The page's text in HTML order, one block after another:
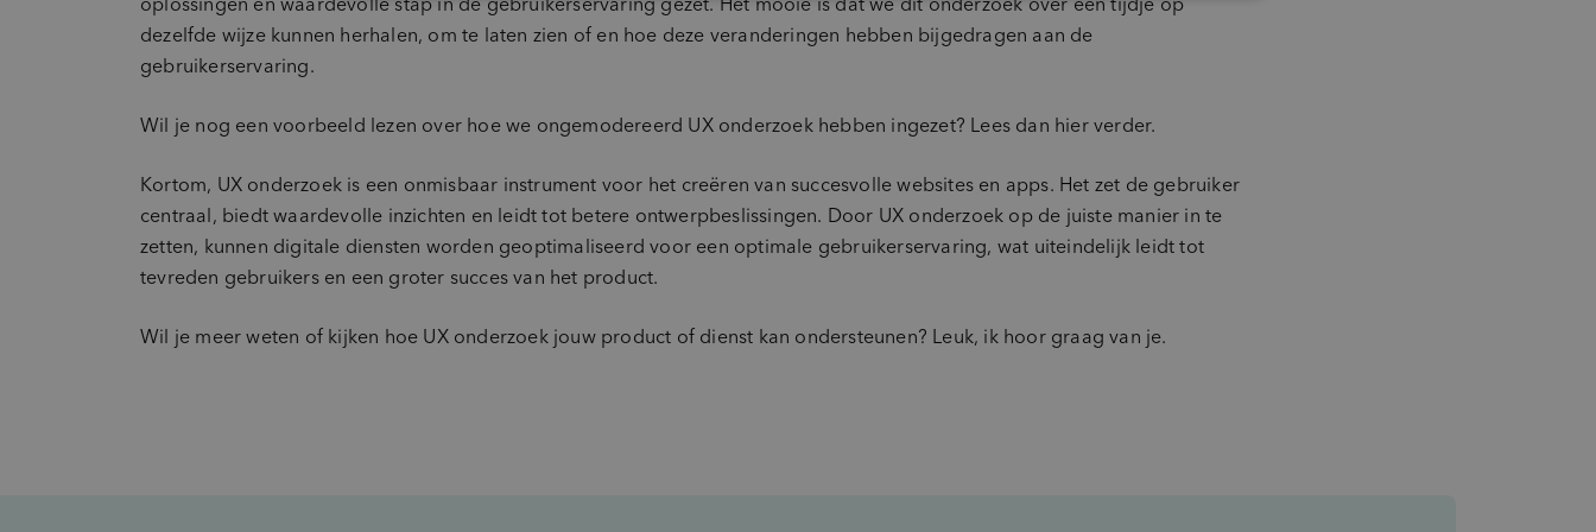
dezelfde wijze kunnen herhalen, om te laten zien of en hoe deze veranderingen hebben bijgedragen aan de
gebruikerservaring.
Wil je nog een voorbeeld lezen over hoe we ongemodereerd UX onderzoek hebben ingezet? Lees dan hier verder.
Kortom, UX onderzoek is een onmisbaar instrument voor het creëren van succesvolle websites en apps. Het zet de gebruiker
centraal, biedt waardevolle inzichten en leidt tot betere ontwerpbeslissingen. Door UX onderzoek op de juiste manier in te
zetten, kunnen digitale diensten worden geoptimaliseerd voor een optimale gebruikerservaring, wat uiteindelijk leidt tot
tevreden gebruikers en een groter succes van het product.
Wil je meer weten of kijken hoe UX onderzoek jouw product of dienst kan ondersteunen? Leuk, ik hoor graag van je.